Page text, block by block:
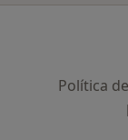
Política